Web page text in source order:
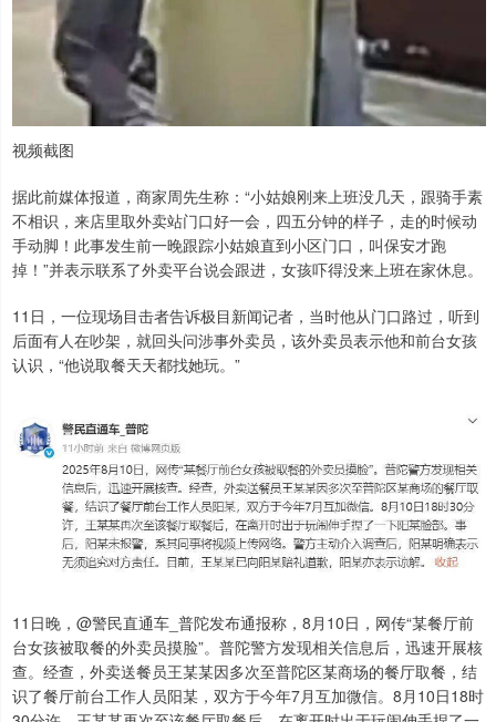
视频截图
据此前媒体报道，商家周先生称：“小姑娘刚来上班没几天，跟骑手素
不相识，来店里取外卖站门口好一会，四五分钟的样子，走的时候动
手动脚！此事发生前一晚跟踪小姑娘直到小区门口，叫保安才跑
掉！”并表示联系了外卖平台说会跟进，女孩吓得没来上班在家休息。
11日，一位现场目击者告诉极目新闻记者，当时他从门口路过，听到
后面有人在吵架，就回头问涉事外卖员，该外卖员表示他和前台女孩
认识，“他说取餐天天都找她玩。”
11日晚，@警民直通车_普陀发布通报称，8月10日，网传“某餐厅前
台女孩被取餐的外卖员摸脸”。普陀警方发现相关信息后，迅速开展核
查。经查，外卖送餐员王某某因多次至普陀区某商场的餐厅取餐，结
识了餐厅前台工作人员阳某，双方于今年7月互加微信。8月10日18时